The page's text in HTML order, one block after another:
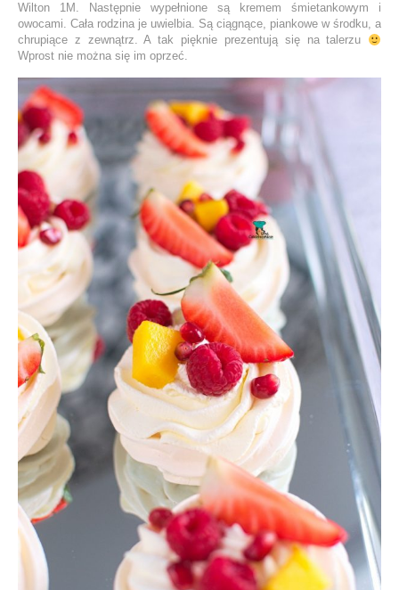
Wilton 1M. Następnie wypełnione są kremem śmietankowym i
owocami. Cała rodzina je uwielbia. Są ciągnące, piankowe w środku, a
chrupiące z zewnątrz. A tak pięknie prezentują się na talerzu
Wprost nie można się im oprzeć.